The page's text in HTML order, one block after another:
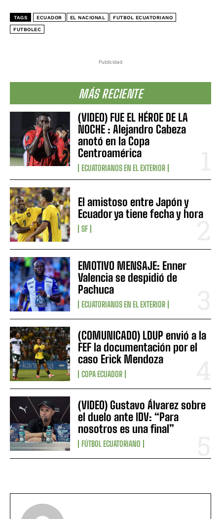
Publicidad
MÁS RECIENTE
(VIDEO) FUE EL HÉROE DE LA
NOCHE : Alejandro Cabeza
anotó en la Copa
Centroamérica
ECUATORIANOS EN EL EXTERIOR
El amistoso entre Japón y
Ecuador ya tiene fecha y hora
SF
EMOTIVO MENSAJE: Enner
Valencia se despidió de
Pachuca
ECUATORIANOS EN EL EXTERIOR
(COMUNICADO) LDUP envió a la
FEF la documentación por el
caso Erick Mendoza
COPA ECUADOR
(VIDEO) Gustavo Álvarez sobre
el duelo ante IDV: “Para
nosotros es una final”
FÚTBOL ECUATORIANO
TAGS ECUADOR EL NACIONAL FUTBOL ECUATORIANO
FUTBOLEC